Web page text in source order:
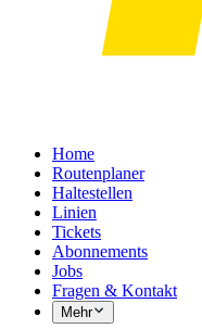
Home
Routenplaner
Haltestellen
Linien
Tickets
Abonnements
Jobs
Fragen & Kontakt
Mehr